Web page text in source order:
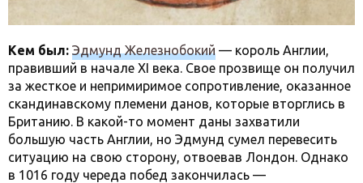
Кем был: Эдмунд Железнобокий — король Англии,
правивший в начале XI века. Свое прозвище он получил
за жесткое и непримиримое сопротивление, оказанное
скандинавскому племени данов, которые вторглись в
Британию. В какой-то момент даны захватили
большую часть Англии, но Эдмунд сумел перевесить
ситуацию на свою сторону, отвоевав Лондон. Однако
в 1016 году череда побед закончилась —